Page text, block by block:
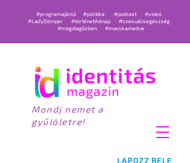
LAPOZZ BELE
#programajánló #politika #podcast
#videó
#LadyDömper
#történetihónap
#szexuálisegészség
#magdiagőzben
#macskamedve
Mondj nemet a
gyűlöletre!